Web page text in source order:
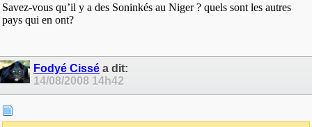
Savez-vous qu’il y a des Soninkés au Niger ? quels sont les autres
pays qui en ont?
Fodyé Cissé a dit:
14/08/2008 14h42